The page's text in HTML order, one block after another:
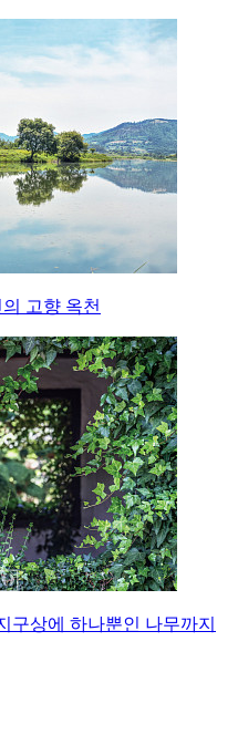
고향 옥천
구상에 하나뿐인 나무까지